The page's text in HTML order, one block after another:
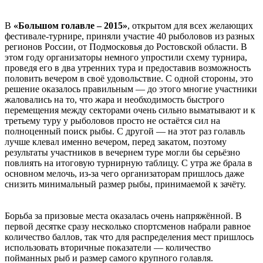
В «Большом голавле – 2015», открытом для всех желающих
фестивале-турнире, приняли участие 40 рыболовов из разных
регионов России, от Подмосковья до Ростовской области. В
этом году организаторы немного упростили схему турнира,
проведя его в два утренних тура и предоставив возможность
половить вечером в своё удовольствие. С одной стороны, это
решение оказалось правильным — до этого многие участники
жаловались на то, что жара и необходимость быстрого
перемещения между секторами очень сильно выматывают и к
третьему туру у рыболовов просто не остаётся сил на
полноценный поиск рыбы. С другой — на этот раз голавль
лучше клевал именно вечером, перед закатом, поэтому
результаты участников в вечернем туре могли бы серьёзно
повлиять на итоговую турнирную таблицу. С утра же брала в
основном мелочь, из-за чего организаторам пришлось даже
снизить минимальный размер рыбы, принимаемой к зачёту.
Борьба за призовые места оказалась очень напряжённой. В
первой десятке сразу несколько спортсменов набрали равное
количество баллов, так что для распределения мест пришлось
использовать вторичные показатели — количество
пойманных рыб и размер самого крупного голавля.